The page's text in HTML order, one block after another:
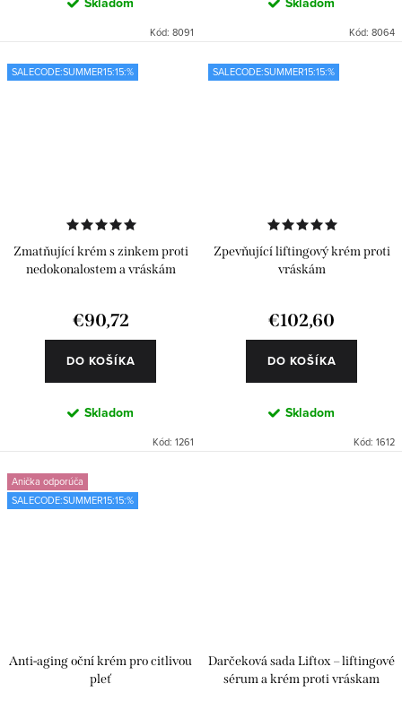
Kód: 8091 Kód: 8064
SALECODE:SUMMER15:15:%
Zmatňující krém s zinkem proti
nedokonalostem a vráskám
€90,72
DO KOŠÍKA
Skladom
Kód: 1261
SALECODE:SUMMER15:15:%
Zpevňující liftingový krém proti
vráskám
€102,60
DO KOŠÍKA
Skladom
Kód: 1612
Anička odporúča
SALECODE:SUMMER15:15:%
Anti-aging oční krém pro citlivou
pleť
Darčeková sada Liftox – liftingové
sérum a krém proti vráskam